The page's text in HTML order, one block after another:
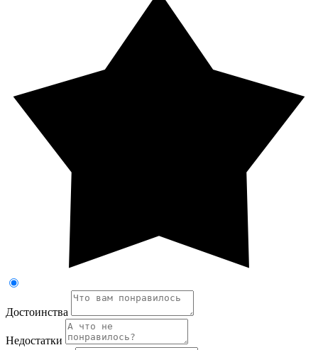
Достоинства
Недостатки